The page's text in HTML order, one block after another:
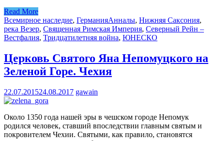
Read More
Всемирное наследие, ГерманияАнналы, Нижняя Саксония,
река Везер, Священная Римская Империя, Северный Рейн –
Вестфалия, Тридцатилетняя война, ЮНЕСКО
Церковь Святого Яна Непомуцкого на
Зеленой Горе. Чехия
22.07.201524.08.2017 gawain
Около 1350 года нашей эры в чешском городе Непомук
родился человек, ставший впоследствии главным святым и
покровителем Чехии. Святыми, как правило, становятся